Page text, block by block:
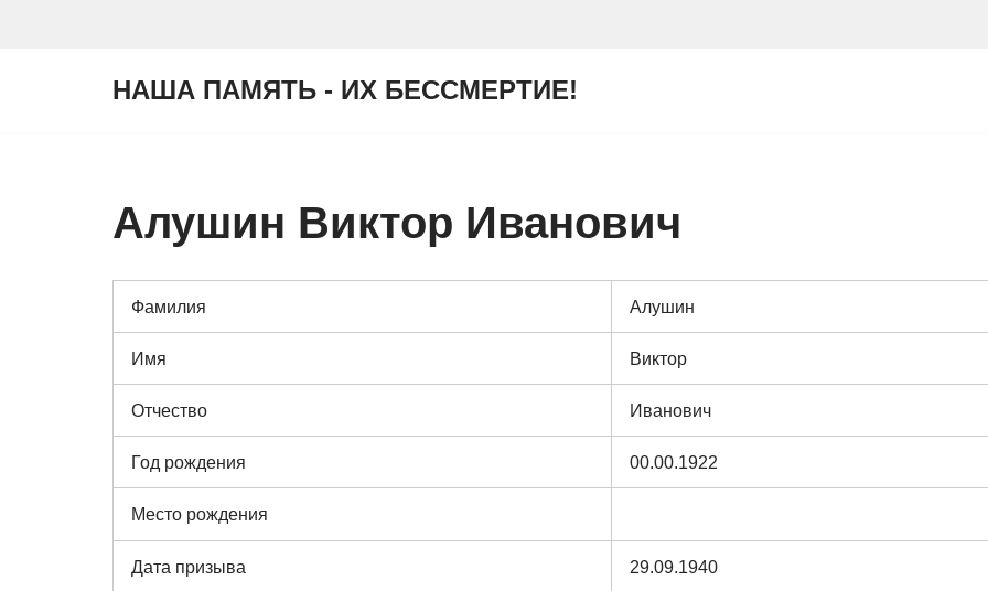
НАША ПАМЯТЬ - ИХ БЕССМЕРТИЕ!
Алушин Виктор Иванович
Фамилия Алушин
Имя Виктор
Отчество Иванович
Год рождения 00.00.1922
Место рождения
Дата призыва 29.09.1940